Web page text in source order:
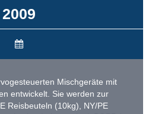
2009
Mischgeräte mit
entwickelt. Sie werden zur
Reisbeuteln (10kg), NY/PE